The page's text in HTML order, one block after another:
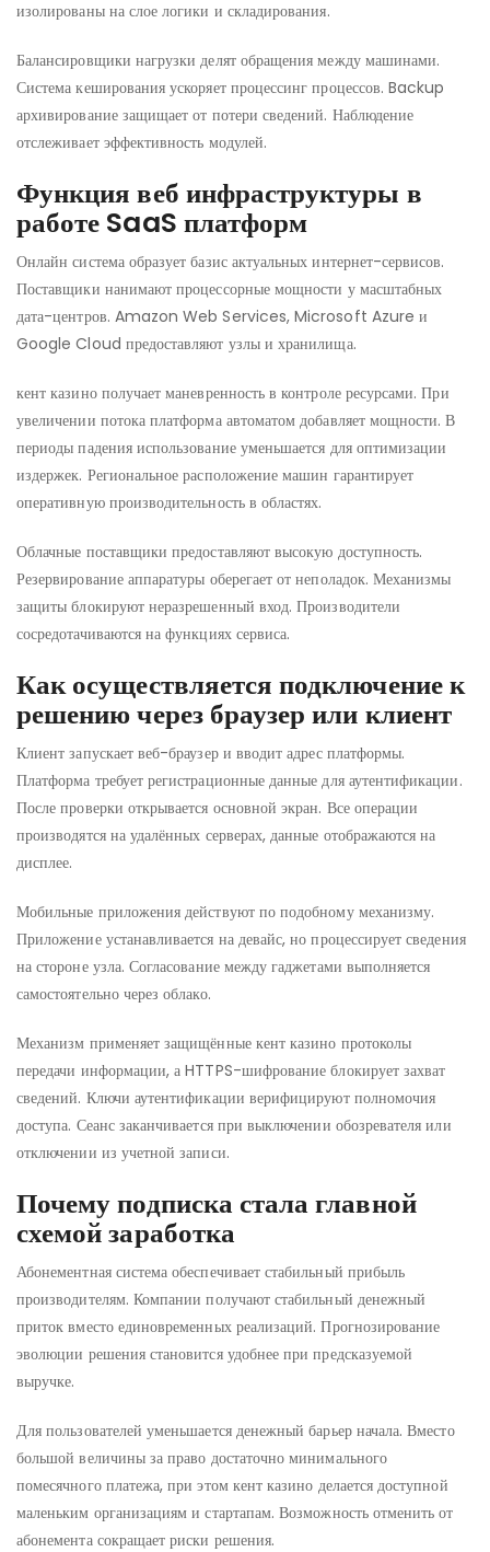
изолированы на слое логики и складирования.
Балансировщики нагрузки делят обращения между машинами.
Система кеширования ускоряет процессинг процессов. Backup
архивирование защищает от потери сведений. Наблюдение
отслеживает эффективность модулей.
Функция веб инфраструктуры в
работе SaaS платформ
Онлайн система образует базис актуальных интернет-сервисов.
Поставщики нанимают процессорные мощности у масштабных
дата-центров. Amazon Web Services, Microsoft Azure и
Google Cloud предоставляют узлы и хранилища.
кент казино получает маневренность в контроле ресурсами. При
увеличении потока платформа автоматом добавляет мощности. В
периоды падения использование уменьшается для оптимизации
издержек. Региональное расположение машин гарантирует
оперативную производительность в областях.
Облачные поставщики предоставляют высокую доступность.
Резервирование аппаратуры оберегает от неполадок. Механизмы
защиты блокируют неразрешенный вход. Производители
сосредотачиваются на функциях сервиса.
Как осуществляется подключение к
решению через браузер или клиент
Клиент запускает веб-браузер и вводит адрес платформы.
Платформа требует регистрационные данные для аутентификации.
После проверки открывается основной экран. Все операции
производятся на удалённых серверах, данные отображаются на
дисплее.
Мобильные приложения действуют по подобному механизму.
Приложение устанавливается на девайс, но процессирует сведения
на стороне узла. Согласование между гаджетами выполняется
самостоятельно через облако.
Механизм применяет защищённые кент казино протоколы
передачи информации, а HTTPS-шифрование блокирует захват
сведений. Ключи аутентификации верифицируют полномочия
доступа. Сеанс заканчивается при выключении обозревателя или
отключении из учетной записи.
Почему подписка стала главной
схемой заработка
Абонементная система обеспечивает стабильный прибыль
производителям. Компании получают стабильный денежный
приток вместо единовременных реализаций. Прогнозирование
эволюции решения становится удобнее при предсказуемой
выручке.
Для пользователей уменьшается денежный барьер начала. Вместо
большой величины за право достаточно минимального
помесячного платежа, при этом кент казино делается доступной
маленьким организациям и стартапам. Возможность отменить от
абонемента сокращает риски решения.